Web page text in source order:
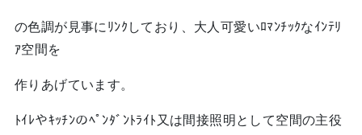
の色調が見事にﾘﾝｸしており、大人可愛いﾛﾏﾝﾁｯｸなｲﾝﾃﾘ
ｱ空間を
作りあげています。
ﾄｲﾚやｷｯﾁﾝのﾍﾟﾝﾀﾞﾝﾄﾗｲﾄ又は間接照明として空間の主役